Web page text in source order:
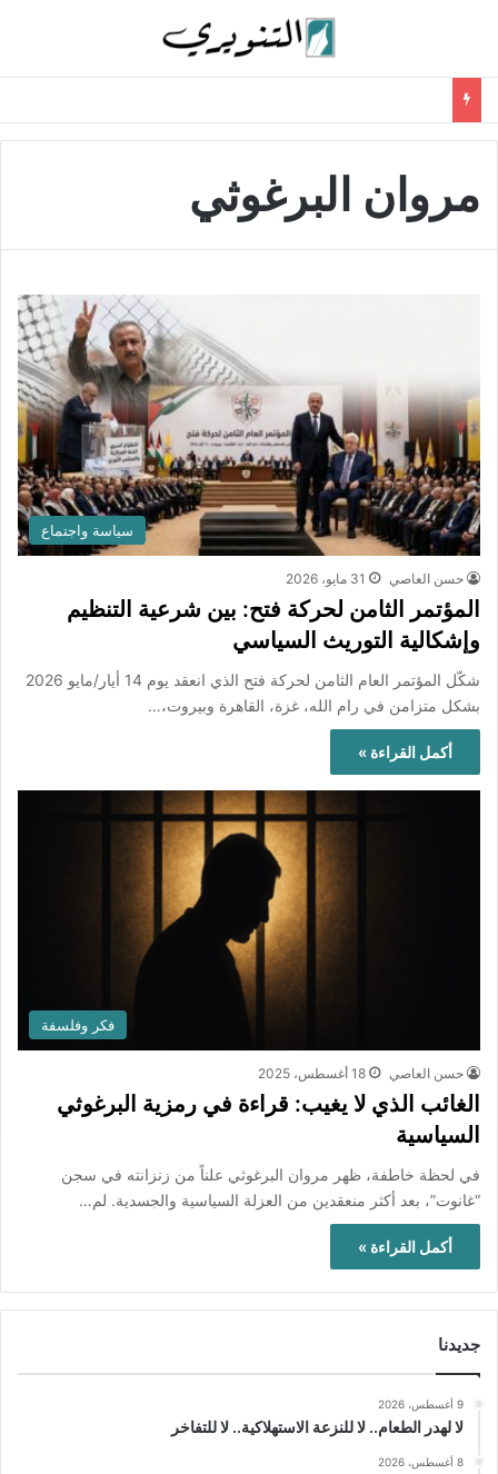
مروان البرغوثي
سياسة واجتماع
حسن العاصي 31 مايو، 2026
المؤتمر الثامن لحركة فتح: بين شرعية التنظيم
وإشكالية التوريث السياسي
شكّل المؤتمر العام الثامن لحركة فتح الذي انعقد يوم 14 أيار/مايو 2026
بشكل متزامن في رام الله، غزة، القاهرة وبيروت،…
أكمل القراءة »
فكر وفلسفة
حسن العاصي 18 أغسطس، 2025
الغائب الذي لا يغيب: قراءة في رمزية البرغوثي
السياسية
في لحظة خاطفة، ظهر مروان البرغوثي علناً من زنزانته في سجن
“غانوت”، بعد أكثر منعقدين من العزلة السياسية والجسدية. لم…
أكمل القراءة »
جديدنا
9 أغسطس، 2026
لا لهدر الطعام.. لا للنزعة الاستهلاكية.. لا للتفاخر
8 أغسطس، 2026